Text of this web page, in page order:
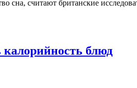
сна, считают британские
калорийность блюд